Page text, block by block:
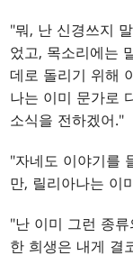
"뭐, 난 신경쓰지
었고, 목소리에는
데로 돌리기 위해
나는 이미 문가로
소식을 전하겠어."
"자네도 이야기를
만, 릴리아나는 이
"난 이미 그런 종
한 희생은 내게 결